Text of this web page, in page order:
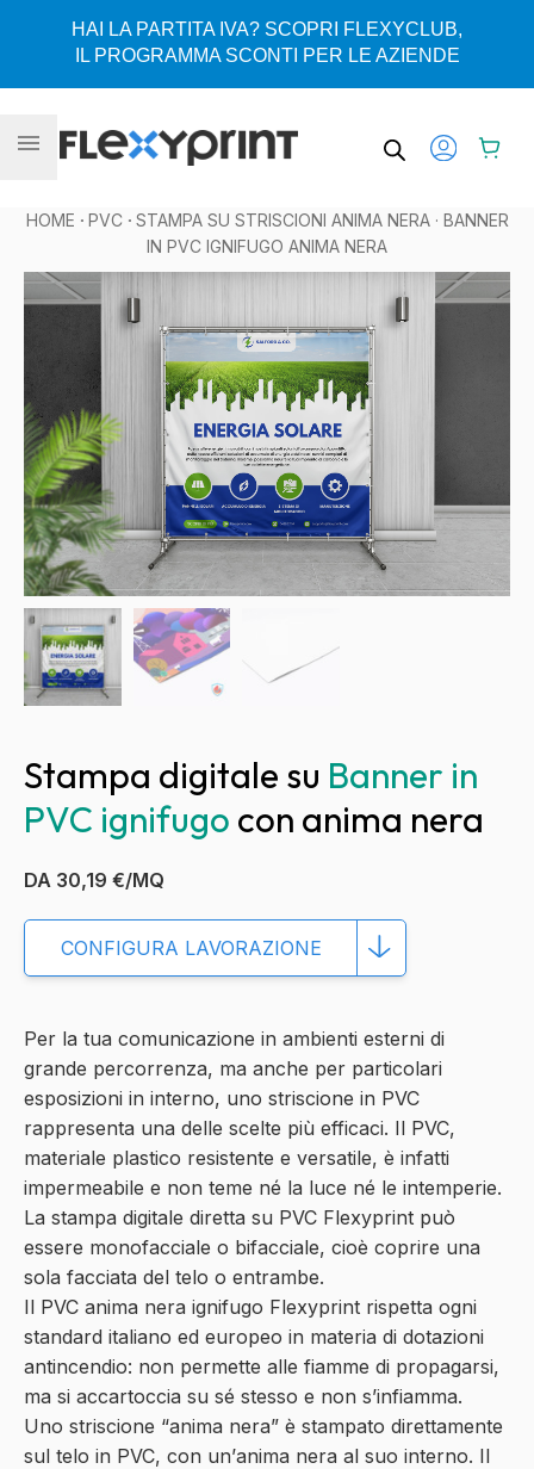
HAI LA PARTITA IVA? SCOPRI FLEXYCLUB,
IL PROGRAMMA SCONTI PER LE AZIENDE
HOME · PVC · STAMPA SU STRISCIONI ANIMA NERA· BANNER
IN PVC IGNIFUGO ANIMA NERA
Banner in PVC ignifugo anima nera
Stampa digitale su Banner in
PVC ignifugo con anima nera
DA 30,19 €/MQ
CONFIGURA LAVORAZIONE
Per la tua comunicazione in ambienti esterni di
grande percorrenza, ma anche per particolari
esposizioni in interno, uno striscione in PVC
rappresenta una delle scelte più efficaci. Il PVC,
materiale plastico resistente e versatile, è infatti
impermeabile e non teme né la luce né le intemperie.
La stampa digitale diretta su PVC Flexyprint può
essere monofacciale o bifacciale, cioè coprire una
sola facciata del telo o entrambe.
Il PVC anima nera ignifugo Flexyprint rispetta ogni
standard italiano ed europeo in materia di dotazioni
antincendio: non permette alle fiamme di propagarsi,
ma si accartoccia su sé stesso e non s’infiamma.
Uno striscione “anima nera” è stampato direttamente
sul telo in PVC, con un’anima nera al suo interno. Il